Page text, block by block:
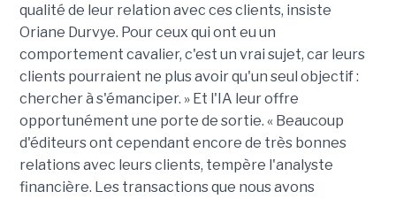
qualité de leur relation avec ces clients, insiste
Oriane Durvye. Pour ceux qui ont eu un
comportement cavalier, c'est un vrai sujet, car leurs
clients pourraient ne plus avoir qu'un seul objectif :
chercher à s'émanciper. » Et l'IA leur offre
opportunément une porte de sortie. « Beaucoup
d'éditeurs ont cependant encore de très bonnes
relations avec leurs clients, tempère l'analyste
financière. Les transactions que nous avons